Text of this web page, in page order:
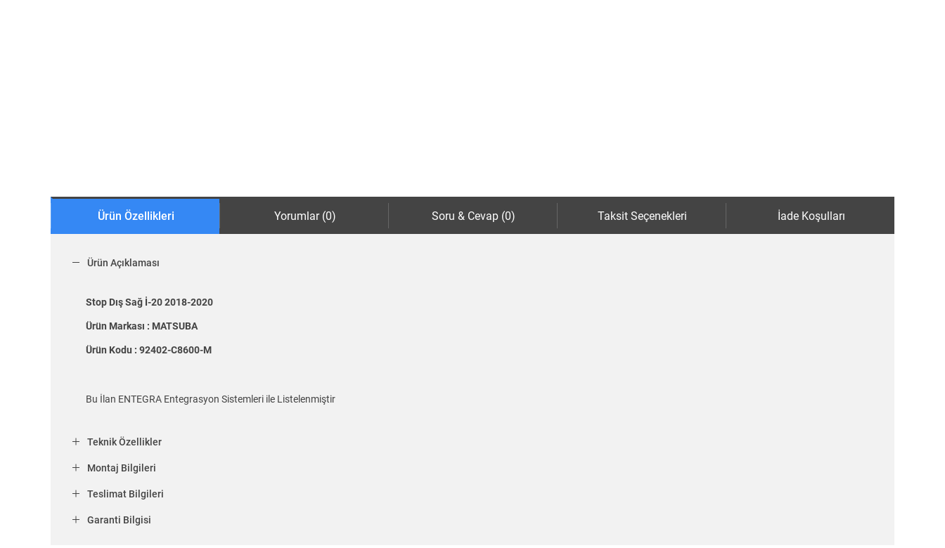
Ürün Özellikleri Yorumlar (0) Soru & Cevap (0) Taksit Seçenekleri İade Koşulları
Ürün Açıklaması
Stop Dış Sağ İ-20 2018-2020
Ürün Markası : MATSUBA
Ürün Kodu : 92402-C8600-M
Bu İlan ENTEGRA Entegrasyon Sistemleri ile Listelenmiştir
Teknik Özellikler
Montaj Bilgileri
Teslimat Bilgileri
Garanti Bilgisi